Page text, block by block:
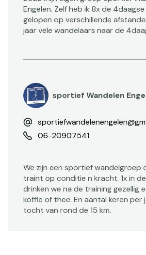
Engelen. Zelf heb ik 8x de 4daagse
gelopen op verschillende
jaar vele wandelaars naar de
sportief Wandelen
06-20907541
We zijn een sportief wandelgroep
traint op conditie n kracht. 1x in
drinken we na de training gezellig
koffie of thee. En aantal keren per
tocht van rond de 15 km.